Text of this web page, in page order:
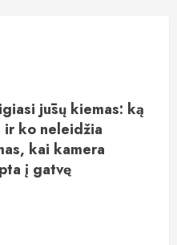
jūsų kiemas: ką
ir ko neleidžia
kai kamera
į gatvę